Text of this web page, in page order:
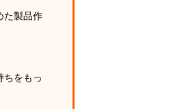
た製品作
ちをもっ